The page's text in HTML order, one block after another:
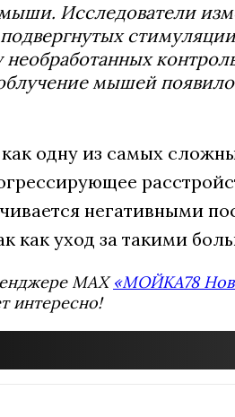
Исследователи
мышей
одну из самых
негативными
как уход за такими
MAX«МОЙКА78
интересно!